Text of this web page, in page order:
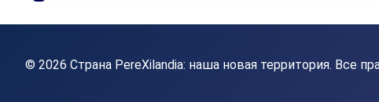
© 2026 Страна PereXilandia: наша новая территория. Все